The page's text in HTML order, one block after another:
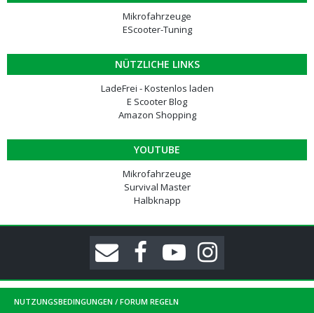
Mikrofahrzeuge
EScooter-Tuning
NÜTZLICHE LINKS
LadeFrei - Kostenlos laden
E Scooter Blog
Amazon Shopping
YOUTUBE
Mikrofahrzeuge
Survival Master
Halbknapp
NUTZUNGSBEDINGUNGEN / FORUM REGELN